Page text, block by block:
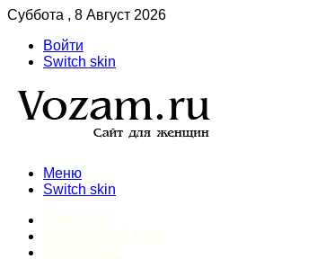
Суббота , 8 Август 2026
Войти
Switch skin
Меню
Switch skin